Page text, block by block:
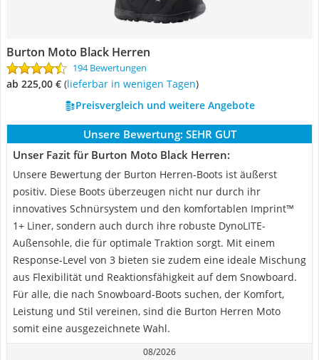
Burton Moto Black Herren
194 Bewertungen
ab 225,00 € ( Lieferbar in wenigen Tagen)
Preisvergleich und weitere Angebote
Unsere Bewertung: SEHR GUT
Unser Fazit für Burton Moto Black Herren:
Unsere Bewertung der Burton Herren-Boots ist äußerst
positiv. Diese Boots überzeugen nicht nur durch ihr
innovatives Schnürsystem und den komfortablen Imprint™
1+ Liner, sondern auch durch ihre robuste DynoLITE-
Außensohle, die für optimale Traktion sorgt. Mit einem
Response-Level von 3 bieten sie zudem eine ideale Mischung
aus Flexibilität und Reaktionsfähigkeit auf dem Snowboard.
Für alle, die nach Snowboard-Boots suchen, der Komfort,
Leistung und Stil vereinen, sind die Burton Herren Moto
somit eine ausgezeichnete Wahl.
08/2026